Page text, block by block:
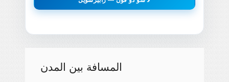
المسافة بين المدن